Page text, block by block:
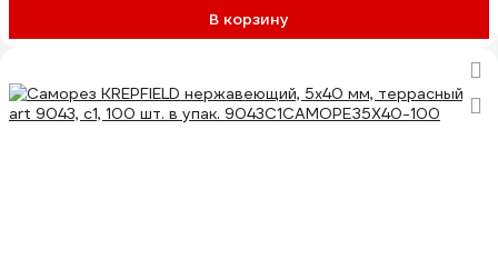
В корзину